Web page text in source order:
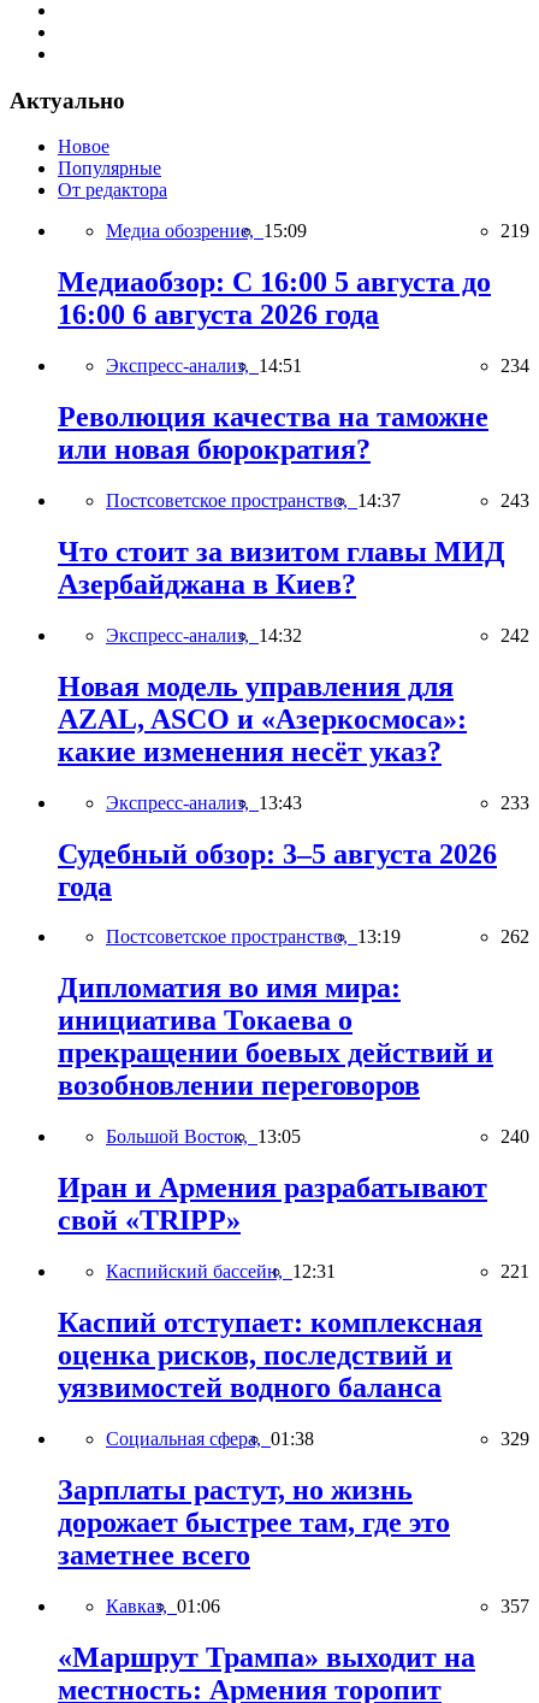
Актуально
Новое
Популярные
От редактора
Медиа обозрение, 15:09 219
Медиаобзор: С 16:00 5 августа до
16:00 6 августа 2026 года
Экспресс-анализ, 14:51 234
Революция качества на таможне
или новая бюрократия?
Постсоветское пространство, 14:37 243
Что стоит за визитом главы МИД
Азербайджана в Киев?
Экспресс-анализ, 14:32 242
Новая модель управления для
AZAL, ASCO и «Азеркосмоса»:
какие изменения несёт указ?
Экспресс-анализ, 13:43 233
Судебный обзор: 3–5 августа 2026
года
Постсоветское пространство, 13:19 262
Дипломатия во имя мира:
инициатива Токаева о
прекращении боевых действий и
возобновлении переговоров
Большой Восток, 13:05 240
Иран и Армения разрабатывают
свой «TRIPP»
Каспийский бассейн, 12:31 221
Каспий отступает: комплексная
оценка рисков, последствий и
уязвимостей водного баланса
Социальная сфера, 01:38 329
Зарплаты растут, но жизнь
дорожает быстрее там, где это
заметнее всего
Кавказ, 01:06 357
«Маршрут Трампа» выходит на
местность: Армения торопит